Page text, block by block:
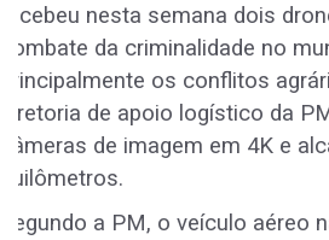
recebeu nesta semana dois
combate da criminalidade no
principalmente os conflitos
diretoria de apoio logístico da
câmeras de imagem em 4K e
quilômetros.
Segundo a PM, o veículo aéreo